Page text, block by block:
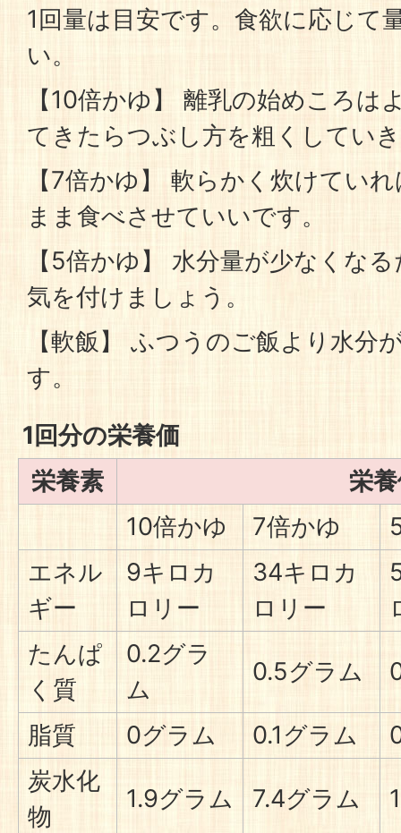
1回量は目安です。食欲に応じて
い。
【10倍かゆ】 離乳の始めころは
てきたらつぶし方を粗くしてい
【7倍かゆ】 軟らかく炊けてい
まま食べさせていいです。
【5倍かゆ】 水分量が少なくな
気を付けましょう。
【軟飯】 ふつうのご飯より水分
す。
1回分の栄養価
栄養素
栄
10倍かゆ
7倍かゆ
エネル
ギー
9キロカ
ロリー
34キロカ
ロリー
たんぱ
く質
0.2グラ
ム
0.5グラム
脂質 0グラム 0.1グラム
炭水化
物
1.9グラム 7.4グラム